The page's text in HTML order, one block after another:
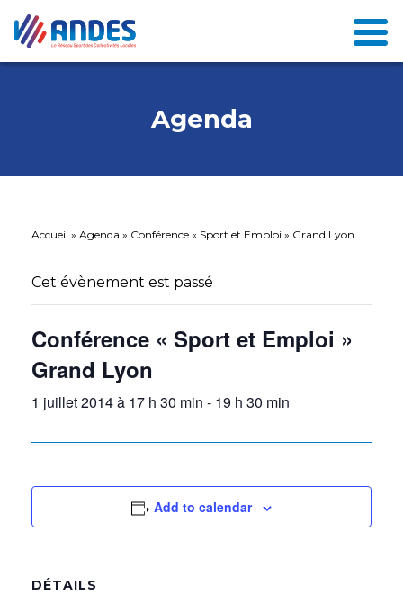
Agenda
Accueil » Agenda » Conférence « Sport et Emploi » Grand Lyon
Cet évènement est passé
Conférence « Sport et Emploi »
Grand Lyon
1 juillet 2014 à 17 h 30 min - 19 h 30 min
Add to calendar
DÉTAILS